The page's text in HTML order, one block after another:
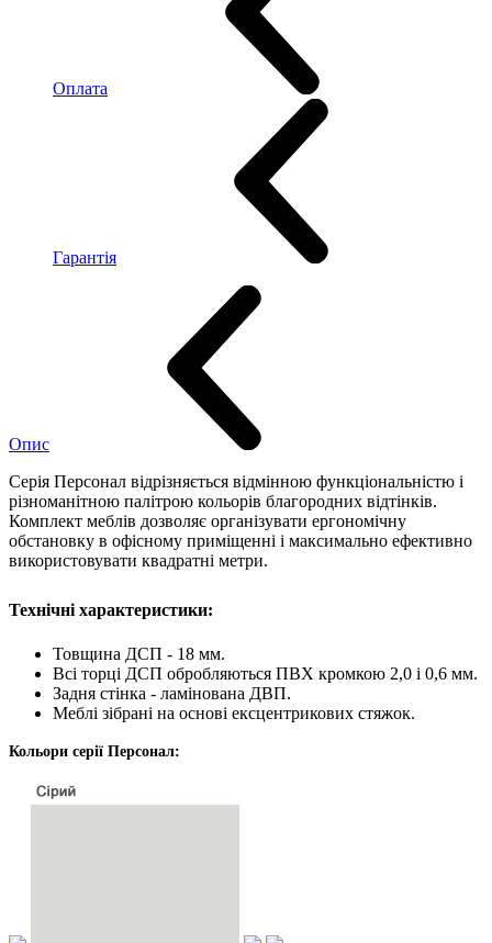
Оплата
Гарантія
Опис
Серія Персонал відрізняється відмінною функціональністю і
різноманітною палітрою кольорів благородних відтінків.
Комплект меблів дозволяє організувати ергономічну
обстановку в офісному приміщенні і максимально ефективно
використовувати квадратні метри.
Технічні характеристики:
Товщина ДСП - 18 мм.
Всі торці ДСП обробляються ПВХ кромкою 2,0 і 0,6 мм.
Задня стінка - ламінована ДВП.
Меблі зібрані на основі ексцентрикових стяжок.
Кольори серії Персонал: